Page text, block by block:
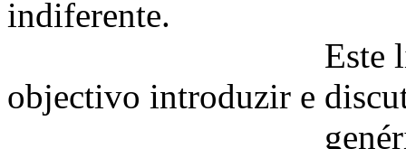
indiferente.
Este livro tem
objectivo introduzir e
genérico do